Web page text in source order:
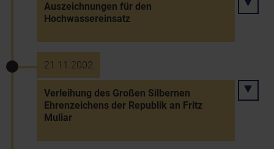
Auszeichnungen für den
Hochwassereinsatz
21.11.2002
Verleihung des Großen Silbernen
Ehrenzeichens der Republik an Fritz
Muliar